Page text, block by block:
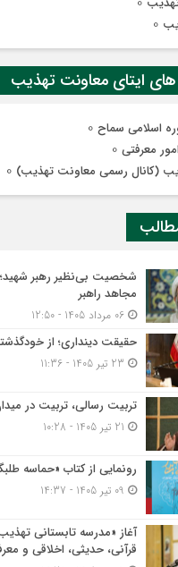
اسلامی سماح
معرفتی
(کانال رسمی معاونت تهذیب)
شخصیت بی‌نظیر رهبر شهید؛
مجاهد راهبر
06 مرداد 1405 - 12:50
حقیقت دینداری؛ از
تربیت رسالی، تربیت در
رونمایی از کتاب «حماسه
قرآنی، حدیثی، اخلاقی و